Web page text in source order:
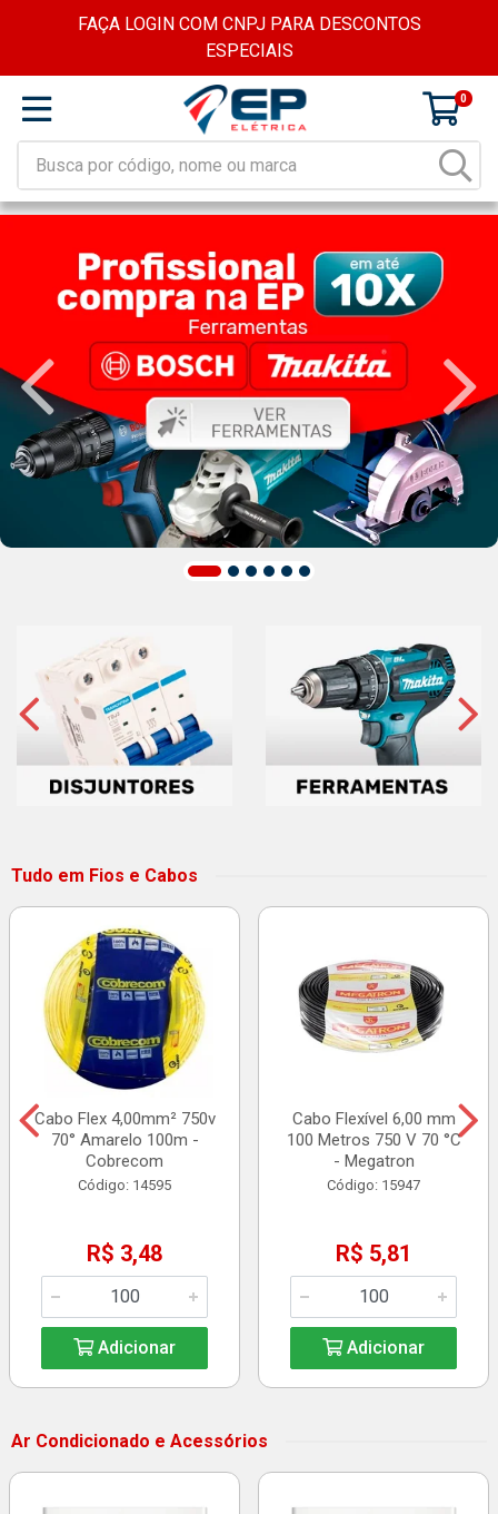
FAÇA LOGIN COM CNPJ PARA DESCONTOS
ESPECIAIS
0
Tudo em Fios e Cabos
Cabo Flex 4,00mm² 750v
70° Amarelo 100m -
Cobrecom
Código: 14595
R$ 3,48
Adicionar
Cabo Flexível 6,00 mm
100 Metros 750 V 70 °C
- Megatron
Código: 15947
R$ 5,81
Adicionar
Ar Condicionado e Acessórios